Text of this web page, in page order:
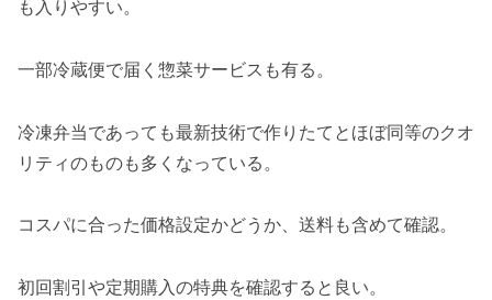
も入りやすい。
一部冷蔵便で届く惣菜サービスも有る。
冷凍弁当であっても最新技術で作りたてとほぼ同等のクオ
リティのものも多くなっている。
コスパに合った価格設定かどうか、送料も含めて確認。
初回割引や定期購入の特典を確認すると良い。